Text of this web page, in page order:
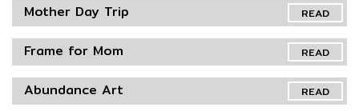
READ
Mother Day Trip
READ
Frame for Mom
READ
Abundance Art